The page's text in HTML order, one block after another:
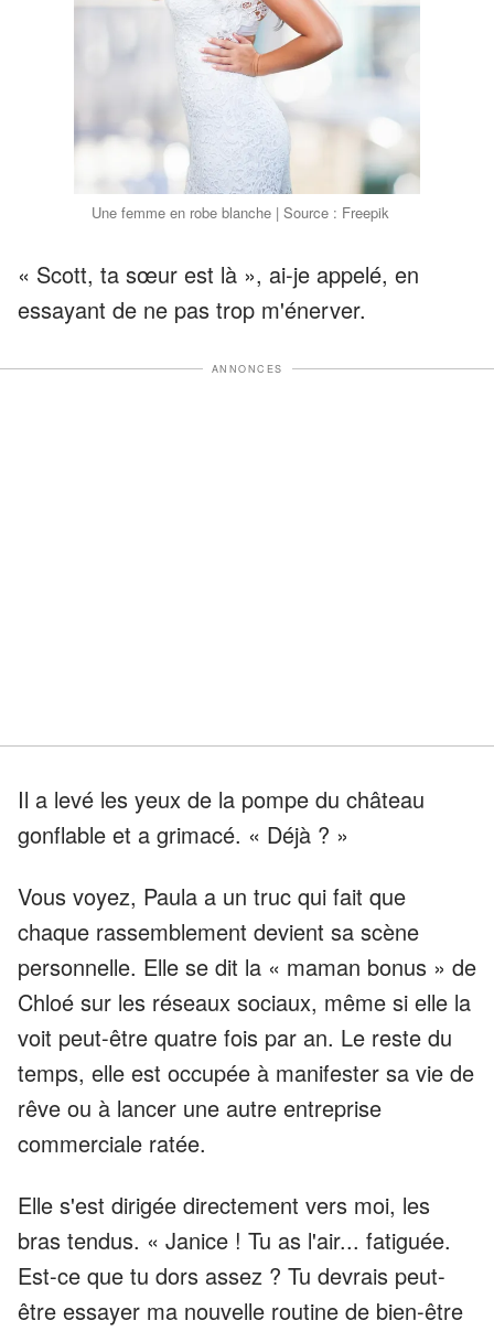
Une femme en robe blanche | Source : Freepik
« Scott, ta sœur est là », ai-je appelé, en
essayant de ne pas trop m'énerver.
ANNONCES
Il a levé les yeux de la pompe du château
gonflable et a grimacé. « Déjà ? »
Vous voyez, Paula a un truc qui fait que
chaque rassemblement devient sa scène
personnelle. Elle se dit la « maman bonus » de
Chloé sur les réseaux sociaux, même si elle la
voit peut-être quatre fois par an. Le reste du
temps, elle est occupée à manifester sa vie de
rêve ou à lancer une autre entreprise
commerciale ratée.
Elle s'est dirigée directement vers moi, les
bras tendus. « Janice ! Tu as l'air... fatiguée.
Est-ce que tu dors assez ? Tu devrais peut-
être essayer ma nouvelle routine de bien-être